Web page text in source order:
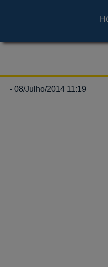
- 08/Julho/2014 11:19